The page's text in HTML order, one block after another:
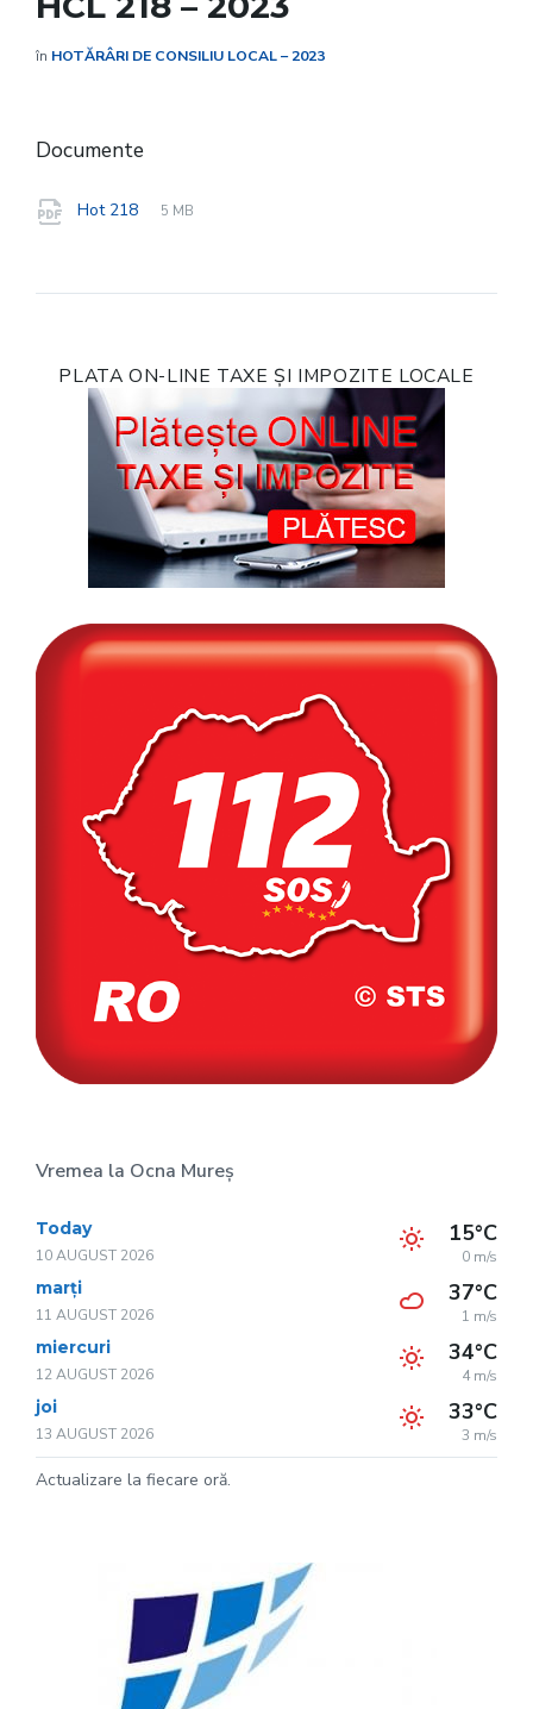
în HOTĂRÂRI DE CONSILIU LOCAL – 2023
Documente
Hot 218
File
pdf
File
5 MB
PLATA ON-LINE TAXE ȘI IMPOZITE LOCALE
Vremea la Ocna Mureș
Today
10 AUGUST 2026
15°C
0 m/s
marți
11 AUGUST 2026
37°C
1 m/s
miercuri
12 AUGUST 2026
34°C
4 m/s
joi
13 AUGUST 2026
33°C
3 m/s
Actualizare la fiecare oră.